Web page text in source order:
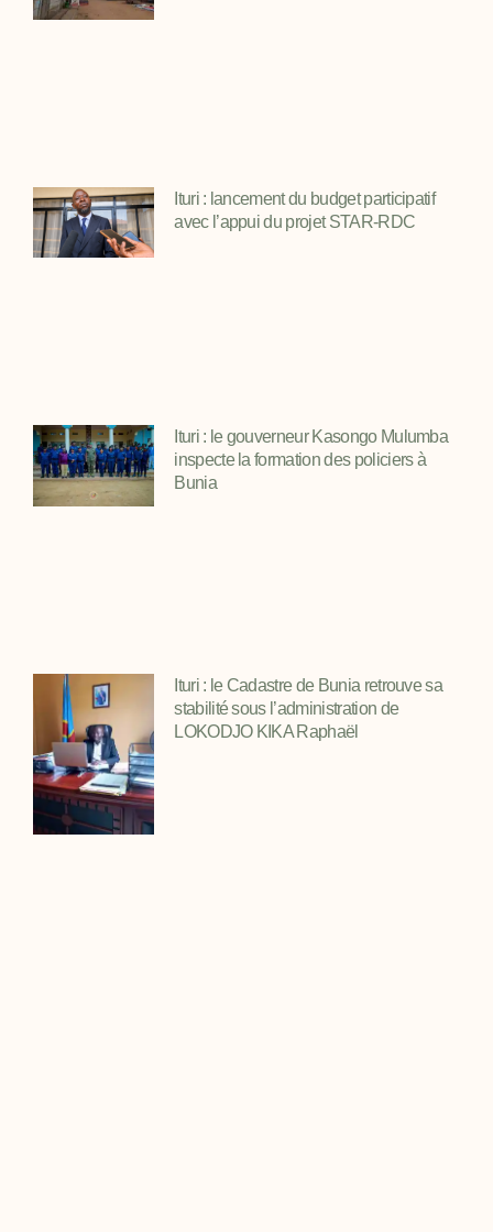
Ituri : lancement du budget participatif
avec l’appui du projet STAR-RDC
Ituri : le gouverneur Kasongo Mulumba
inspecte la formation des policiers à
Bunia
Ituri : le Cadastre de Bunia retrouve sa
stabilité sous l’administration de
LOKODJO KIKA Raphaël